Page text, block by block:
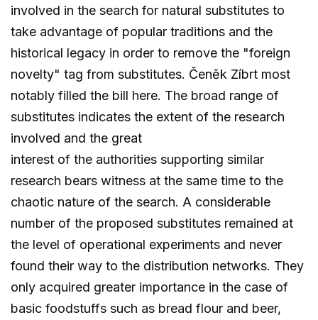
involved in the search for natural substitutes to
take advantage of popular traditions and the
historical legacy in order to remove the "foreign
novelty" tag from substitutes. Čeněk Zíbrt most
notably filled the bill here. The broad range of
substitutes indicates the extent of the research
involved and the great
interest of the authorities supporting similar
research bears witness at the same time to the
chaotic nature of the search. A considerable
number of the proposed substitutes remained at
the level of operational experiments and never
found their way to the distribution networks. They
only acquired greater importance in the case of
basic foodstuffs such as bread flour and beer,